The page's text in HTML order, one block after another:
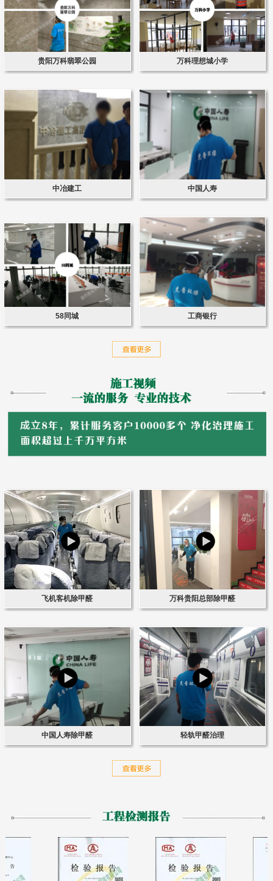
贵阳万科翡翠公园 万科理想城小学
中冶建工 中国人寿
58同城 工商银行
飞机客机除甲醛 万科贵阳总部除甲醛
中国人寿除甲醛 轻轨甲醛治理